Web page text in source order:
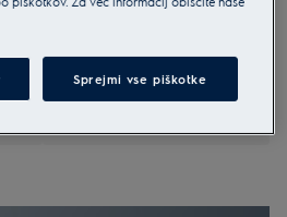
zamrzovanje za ohranjanje
Prostostoječa zamrzovalna
Sprejmi vse piškotke